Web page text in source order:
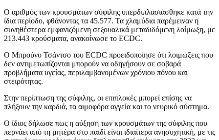
Ο αριθμός των κρουσμάτων σύφιλης υπερδιπλασιάσθηκε κατά την
ίδια περίοδο, φθάνοντας τα 45.577. Τα χλαμύδια παρέμειναν η
συνηθέστερα εμφανιζόμενη σεξουαλικά μεταδιδόμενη λοίμωξη, με
213.443 κρούσματα, ανακοίνωσε το ECDC.
Ο Μπρούνο Τσάντσο του ECDC προειδοποίησε ότι λοιμώξεις που
δεν αντιμετωπίζονται μπορούν να οδηγήσουν σε σοβαρά
προβλήματα υγείας, περιλαμβανομένων χρόνιου πόνου και
στειρότητας.
Στην περίπτωση της σύφιλης, οι επιπλοκές μπορεί επίσης να
πλήξουν την καρδιά, τα αιμοφόρα αγγεία και το νευρικό σύστημα.
Ο ίδιος δήλωσε πως η αύξηση των κρουσμάτων της σύφιλης που
περνάει από τη μητέρα στο παιδί είναι ιδιαίτερα ανησυχητική, με τις